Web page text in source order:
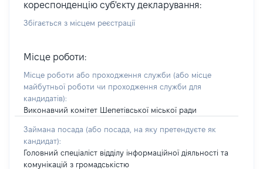
кореспонденцію суб'єкту декларування:
Збігається з місцем реєстрації
Місце роботи:
Місце роботи або проходження служби (або місце
майбутньої роботи чи проходження служби для
кандидатів):
Виконавчий комітет Шепетівської міської ради
Займана посада (або посада, на яку претендуєте як
кандидат):
Головний спеціаліст відділу інформаційної діяльності та
комунікацій з громадськістю